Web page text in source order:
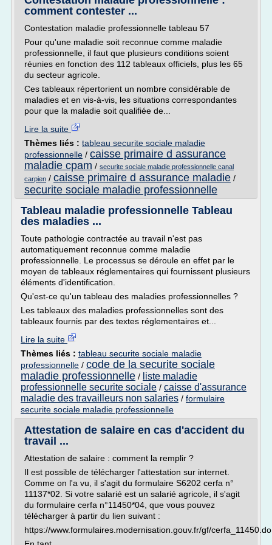
comment contester ...
Contestation maladie professionnelle tableau 57
Pour qu'une maladie soit reconnue comme maladie
professionnelle, il faut que plusieurs conditions soient
réunies en fonction des 112 tableaux officiels, plus les 65
du secteur agricole.
Ces tableaux répertorient un nombre considérable de
maladies et en vis-à-vis, les situations correspondantes
pour que la maladie soit qualifiée de...
Lire la suite
Thèmes liés : tableau securite sociale maladie
professionnelle / caisse primaire d assurance
maladie cpam / securite sociale maladie professionnelle canal
carpien / caisse primaire d assurance maladie /
securite sociale maladie professionnelle
Tableau maladie professionnelle Tableau
des maladies ...
Toute pathologie contractée au travail n'est pas
automatiquement reconnue comme maladie
professionnelle. Le processus se déroule en effet par le
moyen de tableaux réglementaires qui fournissent plusieurs
éléments d'identification.
Qu'est-ce qu'un tableau des maladies professionnelles ?
Les tableaux des maladies professionnelles sont des
tableaux fournis par des textes réglementaires et...
Lire la suite
Thèmes liés : tableau securite sociale maladie
professionnelle / code de la securite sociale
maladie professionnelle / liste maladie
professionnelle securite sociale / caisse d'assurance
maladie des travailleurs non salaries / formulaire
securite sociale maladie professionnelle
Attestation de salaire en cas d'accident du
travail ...
Attestation de salaire : comment la remplir ?
Il est possible de télécharger l'attestation sur internet.
Comme on l'a vu, il s'agit du formulaire S6202 cerfa n°
11137*02. Si votre salarié est un salarié agricole, il s'agit
du formulaire cerfa n°11450*04, que vous pouvez
télécharger à partir du lien suivant :
https://www.formulaires.modernisation.gouv.fr/gf/cerfa_11450.do